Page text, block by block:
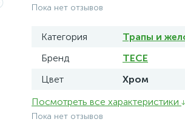
Пока нет отзывов
Категория
Трапы и
Бренд
TECE
Цвет
Хром
Посмотреть все характеристики
Пока нет отзывов